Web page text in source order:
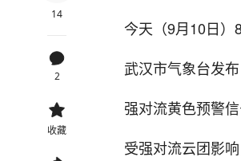
14
2
收藏
今天（9月10日）
武汉市气象台发布
强对流黄色预警信
受强对流云团影响